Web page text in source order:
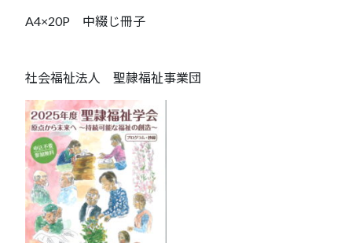
A4×20P 中綴じ冊子
社会福祉法人 聖隷福祉事業団